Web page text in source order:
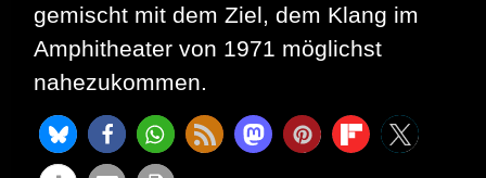
gemischt mit dem Ziel, dem Klang im
Amphitheater von 1971 möglichst
nahezukommen.